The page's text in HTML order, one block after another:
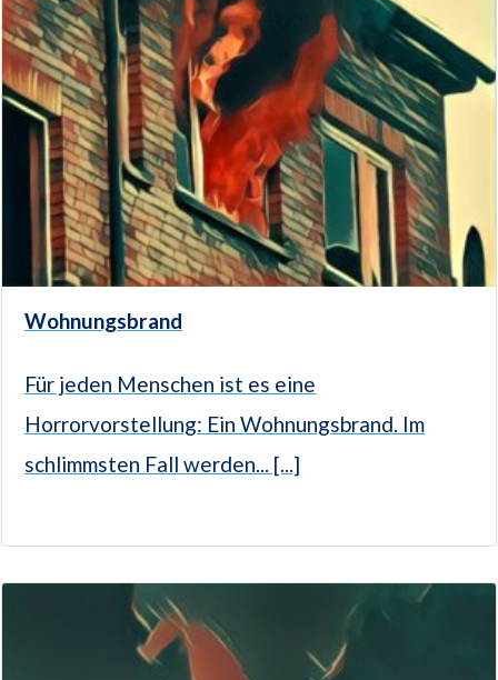
Wohnungsbrand
Für jeden Menschen ist es eine
Horrorvorstellung: Ein Wohnungsbrand. Im
schlimmsten Fall werden... [...]